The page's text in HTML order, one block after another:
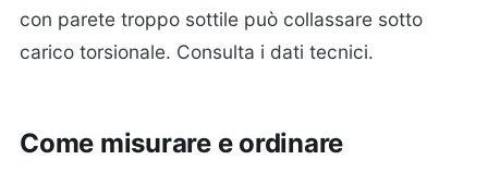
con parete troppo sottile può collassare sotto
carico torsionale. Consulta i dati tecnici.
Come misurare e ordinare